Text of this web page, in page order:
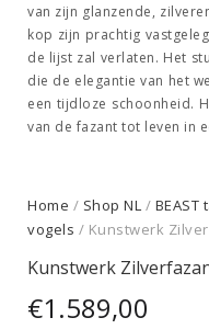
van zijn glanzende,
kop zijn prachtig
de lijst zal verlaten. Het
die de elegantie van het
een tijdloze schoonheid.
van de fazant tot leven in
Home / Shop NL /
vogels / Kunstwerk
Kunstwerk
€1.589,00